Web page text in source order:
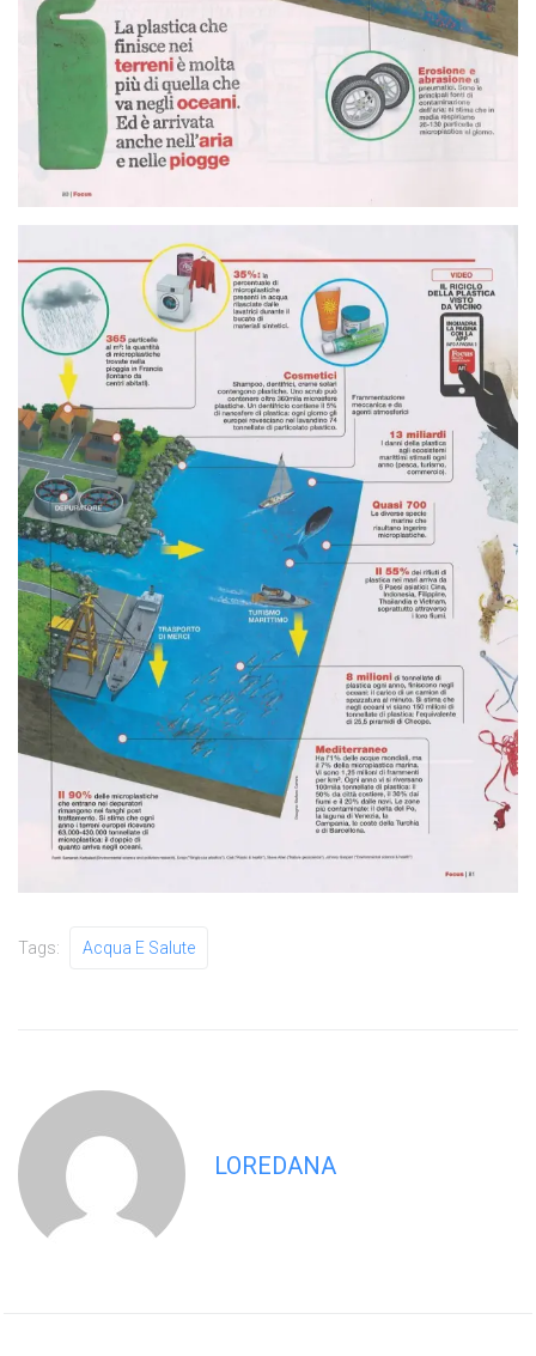
Tags: Acqua E Salute
LOREDANA